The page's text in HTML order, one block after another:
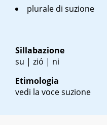
plurale di suzione
Sillabazione
su | zió | ni
Etimologia
vedi la voce suzione